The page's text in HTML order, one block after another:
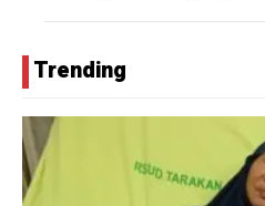
Trending